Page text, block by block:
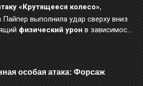
особая атака
с повышенным уровнем заряда.
этого навыка повышается уровень
а персонаж получает на 40%
«Крутящееся колесо»,
Пайпер выполнила удар сверху вниз
физический урон в зависимости
особая атака: Форсаж